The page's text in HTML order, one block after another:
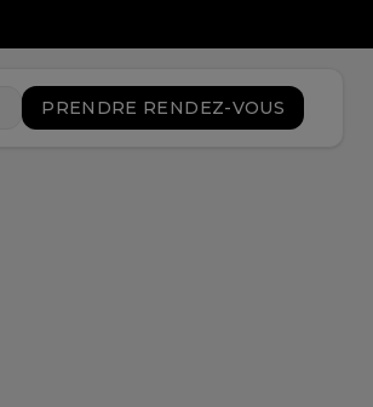
PRENDRE RENDEZ-VOUS